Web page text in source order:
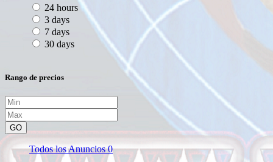
24 hours
3 days
7 days
30 days
Rango de precios
GO
Todos los Anuncios0